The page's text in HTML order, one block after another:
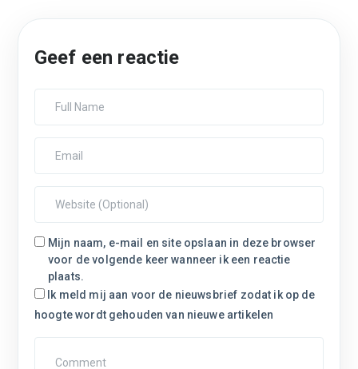
Geef een reactie
Mijn naam, e-mail en site opslaan in deze browser
voor de volgende keer wanneer ik een reactie
plaats.
Ik meld mij aan voor de nieuwsbrief zodat ik op de
hoogte wordt gehouden van nieuwe artikelen